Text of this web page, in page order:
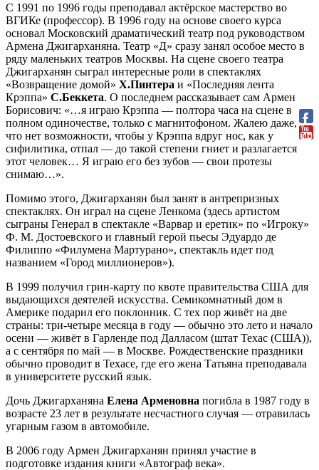
С 1991 по 1996 годы преподавал актёрское мастерство во
ВГИКе (профессор). В 1996 году на основе своего курса
основал Московский драматический театр под руководством
Армена Джигарханяна. Театр «Д» сразу занял особое место в
ряду маленьких театров Москвы. На сцене своего театра
Джигарханян сыграл интересные роли в спектаклях
«Возвращение домой» Х.Пинтера и «Последняя лента
Крэппа» С.Беккета. О последнем рассказывает сам Армен
Борисович: «…я играю Крэппа — полтора часа на сцене в
полном одиночестве, только с магнитофоном. Жалею даже,
что нет возможности, чтобы у Крэппа вдруг нос, как у
сифилитика, отпал — до такой степени гниет и разлагается
этот человек… Я играю его без зубов — свои протезы
снимаю…».
Помимо этого, Джигарханян был занят в антрепризных
спектаклях. Он играл на сцене Ленкома (здесь артистом
сыграны Генерал в спектакле «Варвар и еретик» по «Игроку»
Ф. М. Достоевского и главный герой пьесы Эдуардо де
Филиппо «Филумена Мартурано», спектакль идет под
названием «Город миллионеров»).
В 1999 получил грин-карту по квоте правительства США для
выдающихся деятелей искусства. Семикомнатный дом в
Америке подарил его поклонник. С тех пор живёт на две
страны: три-четыре месяца в году — обычно это лето и начало
осени — живёт в Гарленде под Далласом (штат Техас (США)),
а с сентября по май — в Москве. Рождественские праздники
обычно проводит в Техасе, где его жена Татьяна преподавала
в университете русский язык.
Дочь Джигарханяна Елена Арменовна погибла в 1987 году в
возрасте 23 лет в результате несчастного случая — отравилась
угарным газом в автомобиле.
В 2006 году Армен Джигарханян принял участие в
подготовке издания книги «Автограф века».